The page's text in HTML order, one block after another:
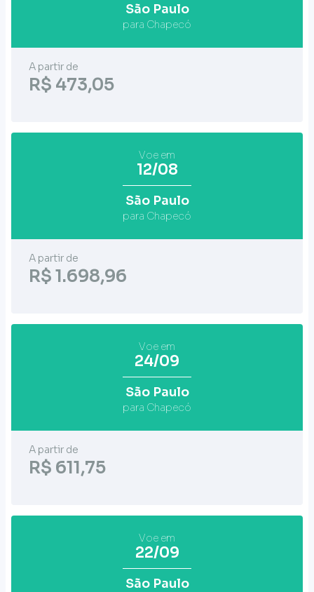
São Paulo
para Chapecó
A partir de
R$ 473,05
Voe em
12/08
São Paulo
para Chapecó
A partir de
R$ 1.698,96
Voe em
24/09
São Paulo
para Chapecó
A partir de
R$ 611,75
Voe em
22/09
São Paulo